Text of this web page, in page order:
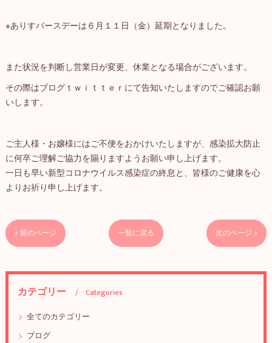
※ありすバースデーは６月１１日（金）延期となりました。
また状況を判断し営業日が変更、休業となる場合がございます。
その際はブログｔｗｉｔｔｅｒにて告知いたしますのでご確認お願
いします。
ご主人様・お嬢様にはご不便をおかけいたしますが、感染拡大防止
に何卒ご理解ご協力を賜りますようお願い申し上げます。
一日も早い新型コロナウイルス感染症の終息と、皆様のご健康を心
よりお祈り申し上げます。
< 前のページ 一覧に戻る 次のページ >
カテゴリー
Categories
全てのカテゴリー
ブログ